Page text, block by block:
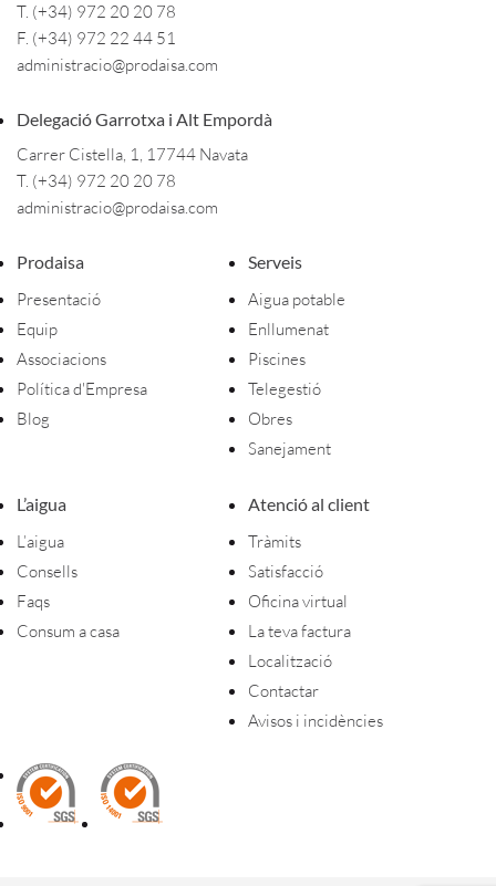
T. (+34) 972 20 20 78
F. (+34) 972 22 44 51
administracio@prodaisa.com
Delegació Garrotxa i Alt Empordà
Carrer Cistella, 1, 17744 Navata
T. (+34) 972 20 20 78
administracio@prodaisa.com
Prodaisa
Presentació
Equip
Associacions
Política d'Empresa
Blog
Serveis
Aigua potable
Enllumenat
Piscines
Telegestió
Obres
Sanejament
L’aigua
L’aigua
Consells
Faqs
Consum a casa
Atenció al client
Tràmits
Satisfacció
Oficina virtual
La teva factura
Localització
Contactar
Avisos i incidències